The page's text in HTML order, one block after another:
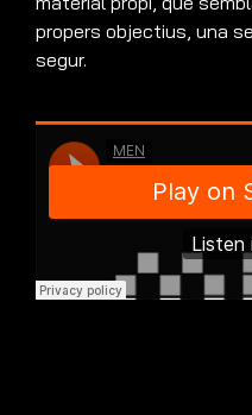
propers objectius, una
segur.